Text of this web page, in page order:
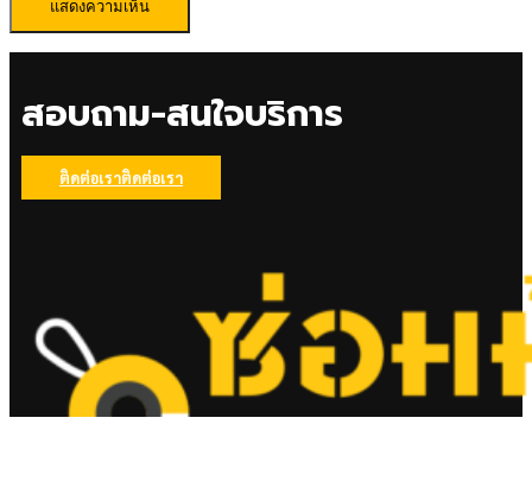
สอบถาม-สนใจบริการ
ติดต่อเราติดต่อเรา